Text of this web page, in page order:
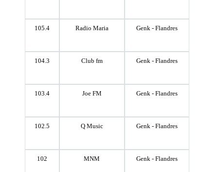
105.4 Radio Maria Genk - Flandres
104.3 Club fm Genk - Flandres
103.4 Joe FM Genk - Flandres
102.5 Q Music Genk - Flandres
102 MNM Genk - Flandres